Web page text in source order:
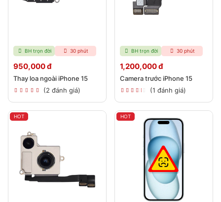
BH trọn đời 30 phút
950,000 đ
Thay loa ngoài iPhone 15
(2 đánh giá)
BH trọn đời 30 phút
1,200,000 đ
Camera trước iPhone 15
(1 đánh giá)
HOT HOT